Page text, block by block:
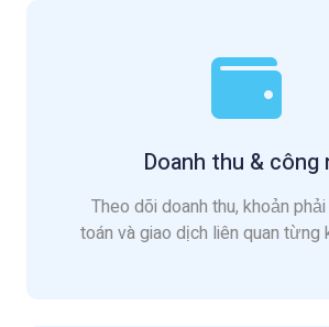
Doanh thu & công
Theo dõi doanh thu, khoản phải
toán và giao dịch liên quan từng